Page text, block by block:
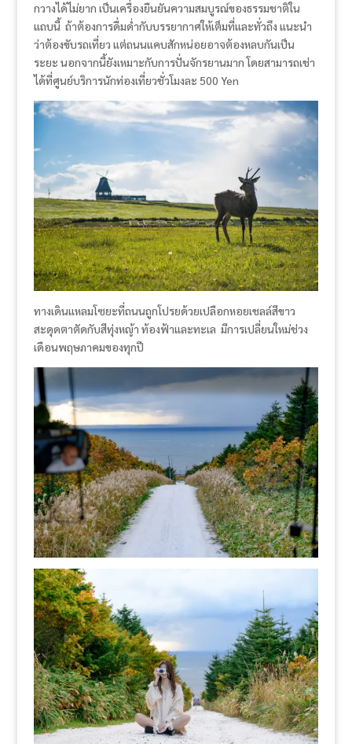
กวางได้ไม่ยาก เป็นเครื่องยืนยันความสมบูรณ์ของธรรมชาติใน
แถบนี้ ถ้าต้องการดื่มด่ำกับบรรยากาศให้เต็มที่และทั่วถึง แนะนำ
ว่าต้องขับรถเที่ยว แต่ถนนแคบสักหน่อยอาจต้องหลบกันเป็น
ระยะ นอกจากนี้ยังเหมาะกับการปั่นจักรยานมาก โดยสามารถเช่า
ได้ที่ศูนย์บริการนักท่องเที่ยวชั่วโมงละ 500 Yen
ทางเดินแหลมโซยะที่ถนนถูกโปรยด้วยเปลือกหอยเชลล์สีขาว
สะดุดตาตัดกับสีทุ่งหญ้า ท้องฟ้าและทะเล มีการเปลี่ยนใหม่ช่วง
เดือนพฤษภาคมของทุกปี